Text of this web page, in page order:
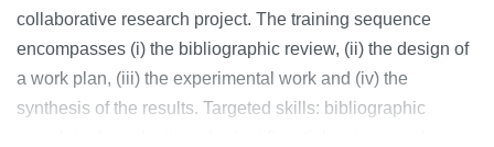
collaborative research project. The training sequence
encompasses (i) the bibliographic review, (ii) the design of
a work plan, (iii) the experimental work and (iv) the
synthesis of the results. Targeted skills: bibliographic